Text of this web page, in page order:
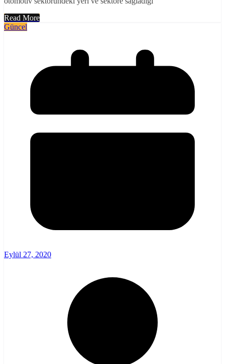
Read More
Güncel
Eylül 27, 2020